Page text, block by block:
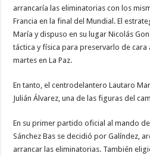
arrancaría las eliminatorias con los
Francia en la final del Mundial. El
María y dispuso en su lugar Nicolás
táctica y física para preservarlo de cara
martes en La Paz.
En tanto, el centrodelantero Lautaro
Julián Álvarez, una de las figuras del
En su primer partido oficial al mando
Sánchez Bas se decidió por Galíndez,
arrancar las eliminatorias. También